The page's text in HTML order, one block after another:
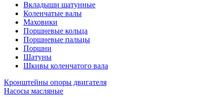
Вкладыши шатунные
Коленчатые валы
Маховики
Поршневые кольца
Поршневые пальцы
Поршни
Шатуны
Шкивы коленчатого вала
Кронштейны опоры двигателя
Насосы масляные